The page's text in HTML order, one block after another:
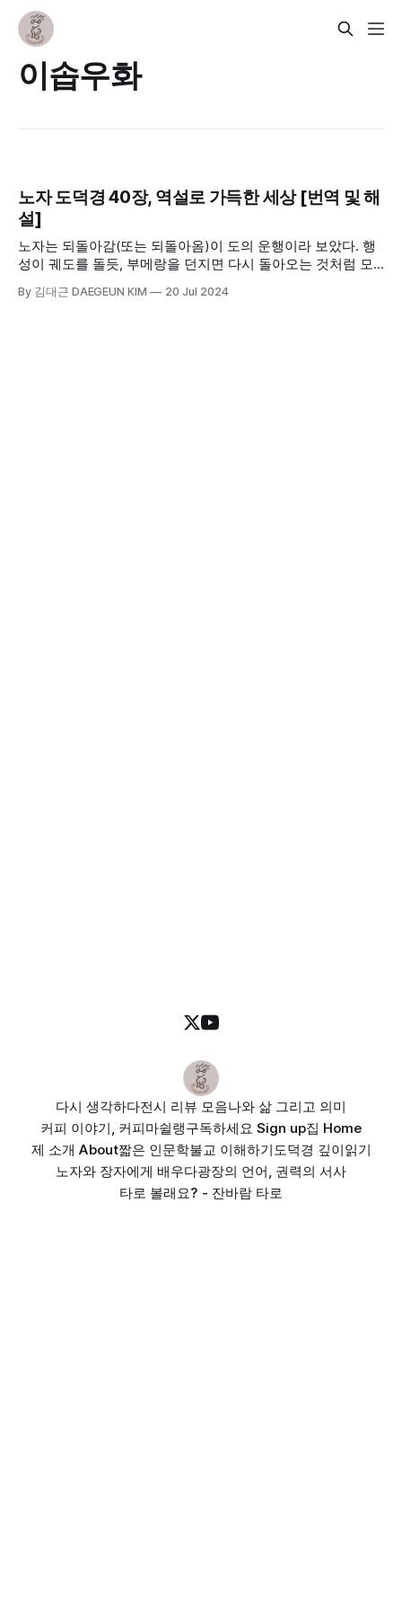
이솝우화
노자 도덕경 40장, 역설로 가득한 세상 [번역 및 해
설]
노자는 되돌아감(또는 되돌아옴)이 도의 운행이라 보았다. 행
성이 궤도를 돌듯, 부메랑을 던지면 다시 돌아오는 것처럼 모
다는 의미이다. 그래서 발전이 발전이 아닐 수도 있고 진보가
By 김대근 DAEGEUN KIM 20 Jul 2024
다시 생각하다전시 리뷰 모음나와 삶 그리고 의미
커피 이야기, 커피마쉴랭구독하세요 Sign up집 Home
제 소개 About짧은 인문학불교 이해하기도덕경 깊이읽기
노자와 장자에게 배우다광장의 언어, 권력의 서사
타로 볼래요? - 잔바람 타로